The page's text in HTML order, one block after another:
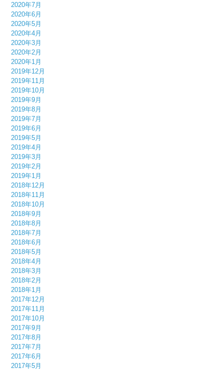
2020年7月
2020年6月
2020年5月
2020年4月
2020年3月
2020年2月
2020年1月
2019年12月
2019年11月
2019年10月
2019年9月
2019年8月
2019年7月
2019年6月
2019年5月
2019年4月
2019年3月
2019年2月
2019年1月
2018年12月
2018年11月
2018年10月
2018年9月
2018年8月
2018年7月
2018年6月
2018年5月
2018年4月
2018年3月
2018年2月
2018年1月
2017年12月
2017年11月
2017年10月
2017年9月
2017年8月
2017年7月
2017年6月
2017年5月